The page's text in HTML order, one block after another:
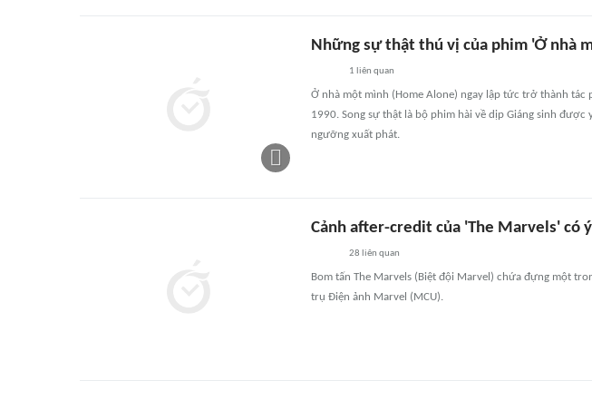
Những sự thật thú vị của phim 'Ở nhà
1 liên quan
Ở nhà một mình (Home Alone) ngay lập tức trở thành
1990. Song sự thật là bộ phim hài về dịp Giáng sinh
ngưỡng xuất phát.
Cảnh after-credit của 'The Marvels' có
28 liên quan
Bom tấn The Marvels (Biệt đội Marvel) chứa đựng một
trụ Điện ảnh Marvel (MCU).